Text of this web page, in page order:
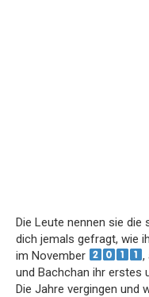
Die Leute nennen sie die
dich jemals gefragt, wie
im November
,
und Bachchan ihr erstes
Die Jahre vergingen und